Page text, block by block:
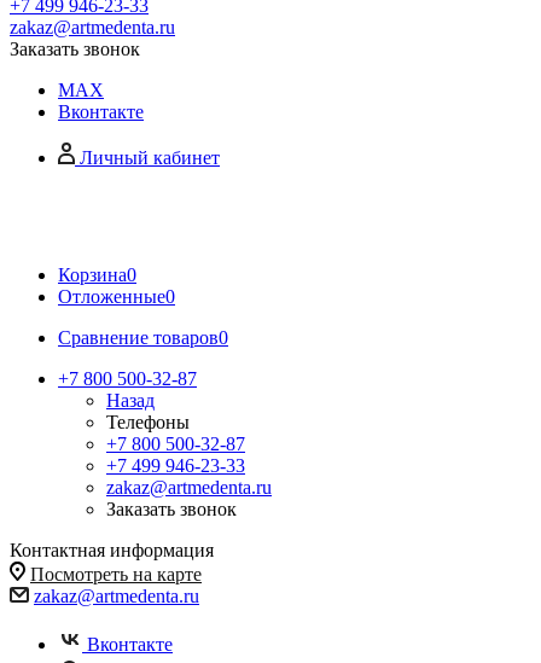
+7 499 946-23-33
zakaz@artmedenta.ru
Заказать звонок
MAX
Вконтакте
Личный кабинет
Корзина0
Отложенные0
Сравнение товаров0
+7 800 500-32-87
Назад
Телефоны
+7 800 500-32-87
+7 499 946-23-33
zakaz@artmedenta.ru
Заказать звонок
Контактная информация
Посмотреть на карте
zakaz@artmedenta.ru
Вконтакте